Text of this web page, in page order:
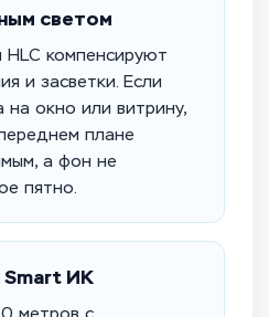
светом
HLC компенсируют
и засветки. Если
на окно или витрину,
плане
а фон не
пятно.
ИК